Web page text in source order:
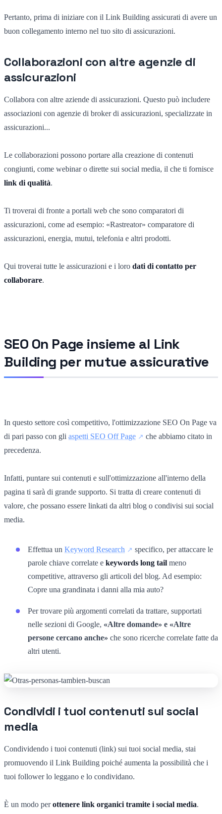
Pertanto, prima di iniziare con il Link Building assicurati di avere un
buon collegamento interno nel tuo sito di assicurazioni.
Collaborazioni con altre agenzie di
assicurazioni
Collabora con altre aziende di assicurazioni. Questo può includere
associazioni con agenzie di broker di assicurazioni, specializzate in
assicurazioni...
Le collaborazioni possono portare alla creazione di contenuti
congiunti, come webinar o dirette sui social media, il che ti fornisce
link di qualità.
Ti troverai di fronte a portali web che sono comparatori di
assicurazioni, come ad esempio: «Rastreator» comparatore di
assicurazioni, energia, mutui, telefonia e altri prodotti.
Qui troverai tutte le assicurazioni e i loro dati di contatto per
collaborare.
SEO On Page insieme al Link
Building per mutue assicurative
In questo settore così competitivo, l'ottimizzazione SEO On Page va
di pari passo con gli aspetti SEO Off Page
che abbiamo citato in
precedenza.
Infatti, puntare sui contenuti e sull'ottimizzazione all'interno della
pagina ti sarà di grande supporto. Si tratta di creare contenuti di
valore, che possano essere linkati da altri blog o condivisi sui social
media.
Effettua un Keyword Research
specifico, per attaccare le
parole chiave correlate e keywords long tail meno
competitive, attraverso gli articoli del blog. Ad esempio:
Copre una grandinata i danni alla mia auto?
Per trovare più argomenti correlati da trattare, supportati
nelle sezioni di Google, «Altre domande» e «Altre
persone cercano anche» che sono ricerche correlate fatte da
altri utenti.
Condividi i tuoi contenuti sui social
media
Condividendo i tuoi contenuti (link) sui tuoi social media, stai
promuovendo il Link Building poiché aumenta la possibilità che i
tuoi follower lo leggano e lo condividano.
È un modo perottenere link organici tramite i social media.